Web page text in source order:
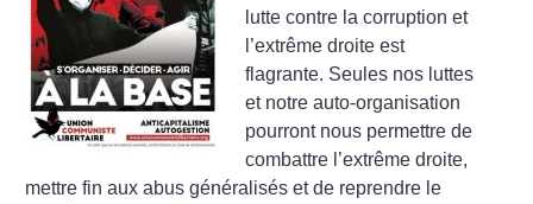
lutte contre la corruption et
l’extrême droite est
flagrante. Seules nos luttes
et notre auto-organisation
pourront nous permettre de
combattre l’extrême droite,
mettre fin aux abus généralisés et de reprendre le